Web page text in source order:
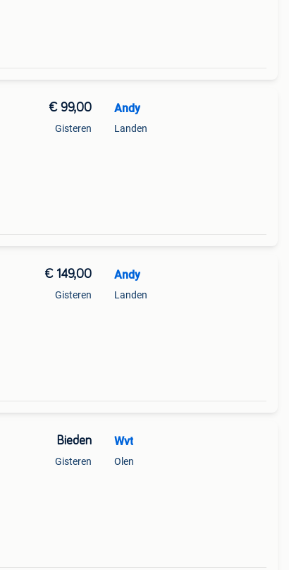
€ 99,00
Gisteren
Andy
Landen
€ 149,00
Gisteren
Andy
Landen
Bieden
Gisteren
Wvt
Olen